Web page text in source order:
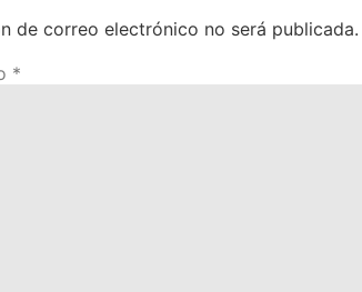
de correo electrónico no será publicada.
*